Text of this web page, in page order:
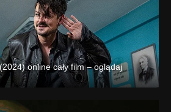
online cały film – oglądaj